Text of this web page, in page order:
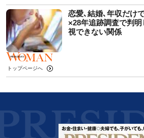
恋愛､結婚､年収だけ
×28年追跡調査で判
視できない関係
トップページへ